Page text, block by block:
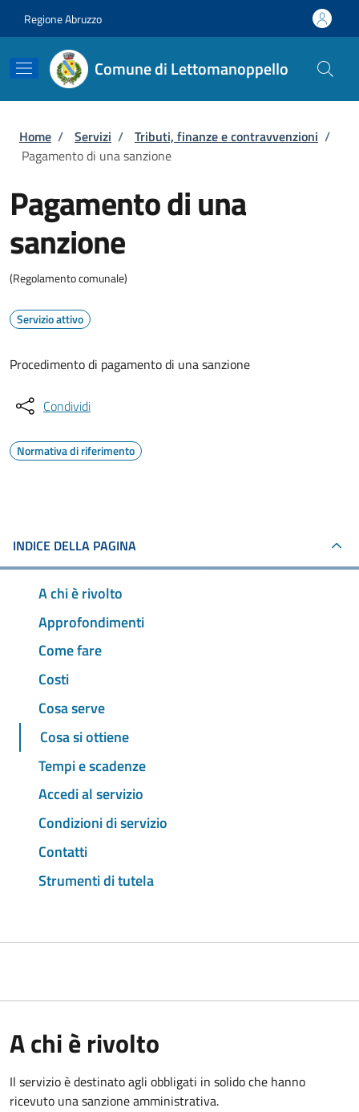
Regione Abruzzo
Comune di Lettomanoppello
Briciole di pane
Home / Servizi / Tributi, finanze e contravvenzioni /
Pagamento di una sanzione
Pagamento di una
sanzione
(Regolamento comunale)
Servizio attivo
Procedimento di pagamento di una sanzione
Condividi
Normativa di riferimento
INDICE DELLA PAGINA
A chi è rivolto
Approfondimenti
Come fare
Costi
Cosa serve
Cosa si ottiene
Tempi e scadenze
Accedi al servizio
Condizioni di servizio
Contatti
Strumenti di tutela
A chi è rivolto
Il servizio è destinato agli obbligati in solido che hanno
ricevuto una sanzione amministrativa.